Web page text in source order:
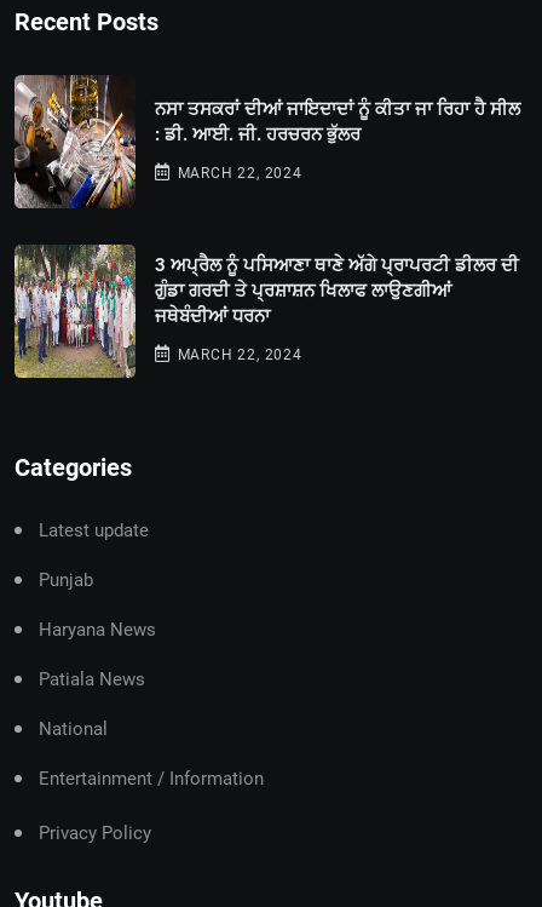
Recent Posts
ਨਸਾ ਤਸਕਰਾਂ ਦੀਆਂ ਜਾਇਦਾਦਾਂ ਨੂੰ ਕੀਤਾ ਜਾ ਰਿਹਾ ਹੈ ਸੀਲ
: ਡੀ. ਆਈ. ਜੀ. ਹਰਚਰਨ ਭੁੱਲਰ
MARCH 22, 2024
3 ਅਪ੍ਰੈਲ ਨੂੰ ਪਸਿਆਣਾ ਥਾਣੇ ਅੱਗੇ ਪ੍ਰਾਪਰਟੀ ਡੀਲਰ ਦੀ
ਗੁੰਡਾ ਗਰਦੀ ਤੇ ਪ੍ਰਸ਼ਾਸ਼ਨ ਖਿਲਾਫ ਲਾਉਣਗੀਆਂ
ਜਥੇਬੰਦੀਆਂ ਧਰਨਾ
MARCH 22, 2024
Categories
Latest update
Punjab
Haryana News
Patiala News
National
Entertainment / Information
Privacy Policy
Youtube